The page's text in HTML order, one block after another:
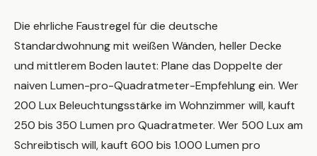
Die ehrliche Faustregel für die deutsche
Standardwohnung mit weißen Wänden, heller Decke
und mittlerem Boden lautet: Plane das Doppelte der
naiven Lumen-pro-Quadratmeter-Empfehlung ein. Wer
200 Lux Beleuchtungsstärke im Wohnzimmer will, kauft
250 bis 350 Lumen pro Quadratmeter. Wer 500 Lux am
Schreibtisch will, kauft 600 bis 1.000 Lumen pro